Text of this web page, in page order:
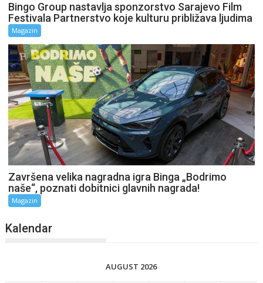
Bingo Group nastavlja sponzorstvo Sarajevo Film
Festivala Partnerstvo koje kulturu približava ljudima
Magazin
Završena velika nagradna igra Binga „Bodrimo
naše“, poznati dobitnici glavnih nagrada!
Magazin
Kalendar
AUGUST 2026